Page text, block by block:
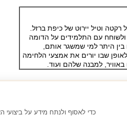
של רקטה וטיל יירוט של כיפת ברזל.
ולשוחח עם התלמידים על הדומה
בין היתר למי שמשגר אותם,
שבו יורים את אמצעי הלחימה
למבנה שלהם ועוד.